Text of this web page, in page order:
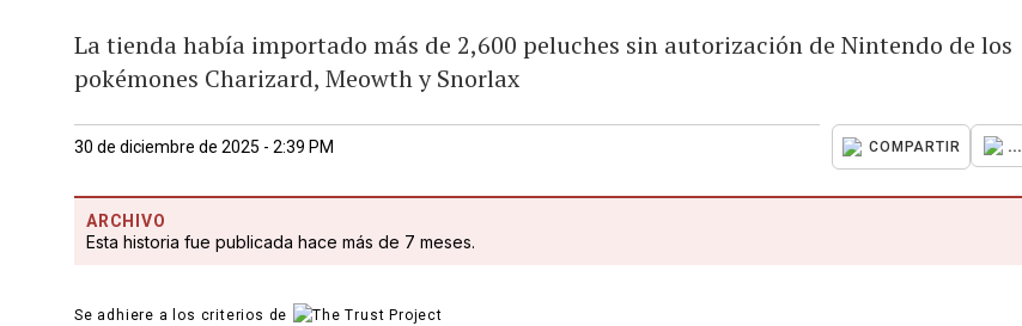
La tienda había importado más de 2,600 peluches sin autorización de Nintendo de los
pokémones Charizard, Meowth y Snorlax
30 de diciembre de 2025 - 2:39 PM COMPARTIR ...
ARCHIVO
Esta historia fue publicada hace más de 7 meses.
Se adhiere a los criterios de